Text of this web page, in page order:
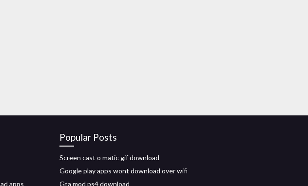
apps
Popular Posts
Screen cast o matic gif download
Google play apps wont download over wifi
Gta mod ps4 download